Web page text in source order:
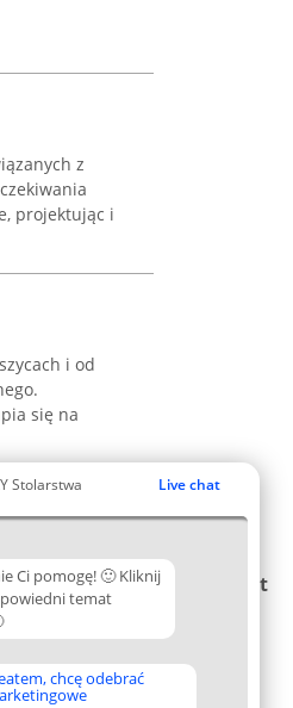
Stolarstwa Live chat
Ci pomogę! 🙂 Kliknij
temat
chcę odebrać
z
projektując i
i od
się na
Plebiscyt
Lista
Laureatów
Zasady
Kontakt